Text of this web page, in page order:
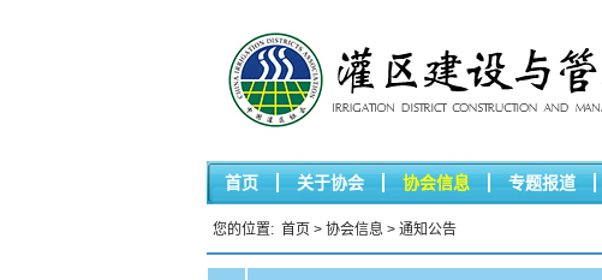
首页 关于协会 协会信息 专题报道
您的位置: 首页 > 协会信息 > 通知公告